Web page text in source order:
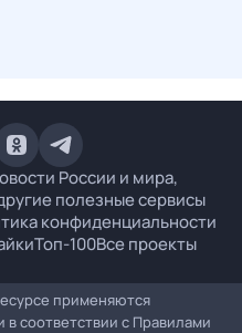
России и мира,
полезные сервисы
конфиденциальности
Топ-100Все проекты
применяются
соответствии с Правилами